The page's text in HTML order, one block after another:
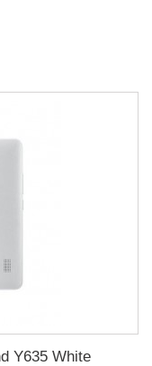
Y635 White